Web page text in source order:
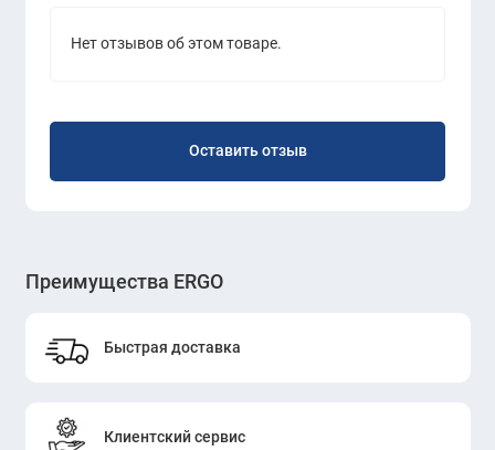
Нет отзывов об этом товаре.
Оставить отзыв
Преимущества ERGO
Быстрая доставка
Клиентский сервис